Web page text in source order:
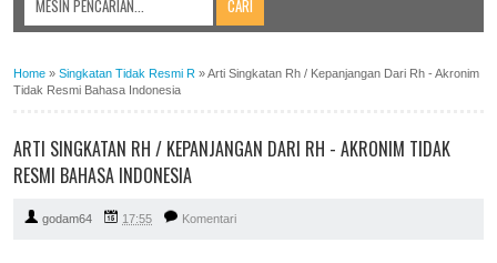
Home » Singkatan Tidak Resmi R »Arti Singkatan Rh / Kepanjangan Dari Rh - Akronim
Tidak Resmi Bahasa Indonesia
ARTI SINGKATAN RH / KEPANJANGAN DARI RH - AKRONIM TIDAK
RESMI BAHASA INDONESIA
godam64 17:55 Komentari